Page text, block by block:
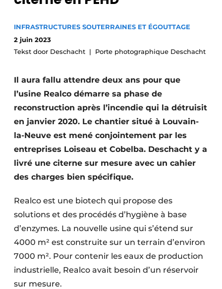
Video’s
Construction bois
Contrôle d’accès
Éclairage
Façades
Infrastructures souterraines et égouttage
Protection solaire
Rénovation
Sécurité incendie
INFRASTRUCTURES SOUTERRAINES ET ÉGOUTTAGE
2 juin 2023
Tekst door Deschacht
Porte photographique Deschacht
Il aura fallu attendre deux ans pour que
l’usine Realco démarre sa phase de
reconstruction après l’incendie qui la détruisit
en janvier 2020. Le chantier situé à Louvain-
la-Neuve est mené conjointement par les
entreprises Loiseau et Cobelba. Deschacht y a
livré une citerne sur mesure avec un cahier
des charges bien spécifique.
Realco est une biotech qui propose des
solutions et des procédés d’hygiène à base
d’enzymes. La nouvelle usine qui s’étend sur
4000 m² est construite sur un terrain d’environ
7000 m². Pour contenir les eaux de production
industrielle, Realco avait besoin d’un réservoir
sur mesure.